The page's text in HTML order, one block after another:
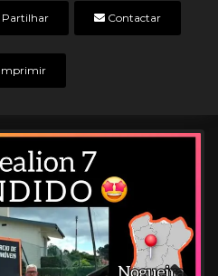
Contactar
Imprimir